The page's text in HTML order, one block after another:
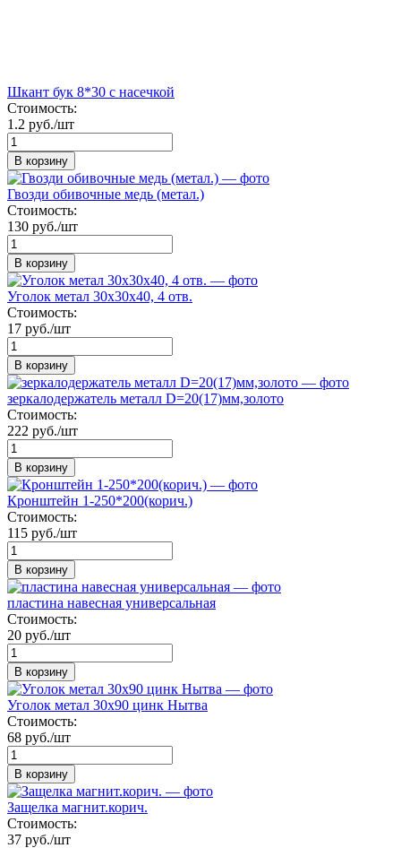
Шкант бук 8*30 с насечкой
Стоимость:
1.2 руб./шт
В корзину
Гвозди обивочные медь (метал.)
Стоимость:
130 руб./шт
В корзину
Уголок метал 30х30х40, 4 отв.
Стоимость:
17 руб./шт
В корзину
зеркалодержатель металл D=20(17)мм,золото
Стоимость:
222 руб./шт
В корзину
Кронштейн 1-250*200(корич.)
Стоимость:
115 руб./шт
В корзину
пластина навесная универсальная
Стоимость:
20 руб./шт
В корзину
Уголок метал 30х90 цинк Нытва
Стоимость:
68 руб./шт
В корзину
Защелка магнит.корич.
Стоимость:
37 руб./шт